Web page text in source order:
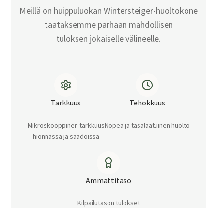
Meillä on huippuluokan Wintersteiger-huoltokone
taataksemme parhaan mahdollisen
tuloksen jokaiselle välineelle.
Tarkkuus
Mikroskooppinen tarkkuus
hionnassa ja säädöissä
Tehokkuus
Nopea ja tasalaatuinen huolto
Ammattitaso
Kilpailutason tulokset